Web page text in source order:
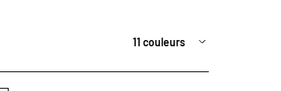
Décliné en plusieurs
les styles et envies. Un indispensable
bien-être. Dimensions (cm) : H21 x
11 couleurs